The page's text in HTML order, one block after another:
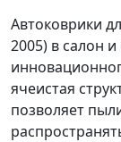
Автоковрики
2005) в салон
ячеистая
позволяет